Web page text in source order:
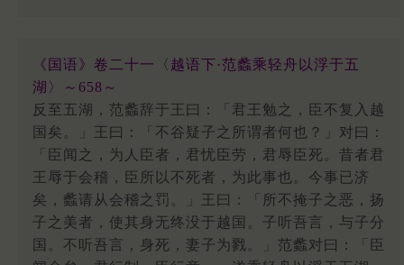
《国语》卷二十一〈越语下·范蠡乘轻舟以浮于五
湖〉～658～
反至五湖，范蠡辞于王曰：「君王勉之，臣不复入越
国矣。」王曰：「不谷疑子之所谓者何也？」对曰：
「臣闻之，为人臣者，君忧臣劳，君辱臣死。昔者君
王辱于会稽，臣所以不死者，为此事也。今事已济
矣，蠡请从会稽之罚。」王曰：「所不掩子之恶，扬
子之美者，使其身无终没于越国。子听吾言，与子分
国。不听吾言，身死，妻子为戮。」范蠡对曰：「臣